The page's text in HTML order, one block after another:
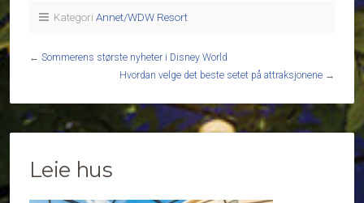
Kategori Annet/WDW Resort
← Sommerens største nyheter i Disney World
Hvordan velge det beste setet på attraksjonene →
Leie hus